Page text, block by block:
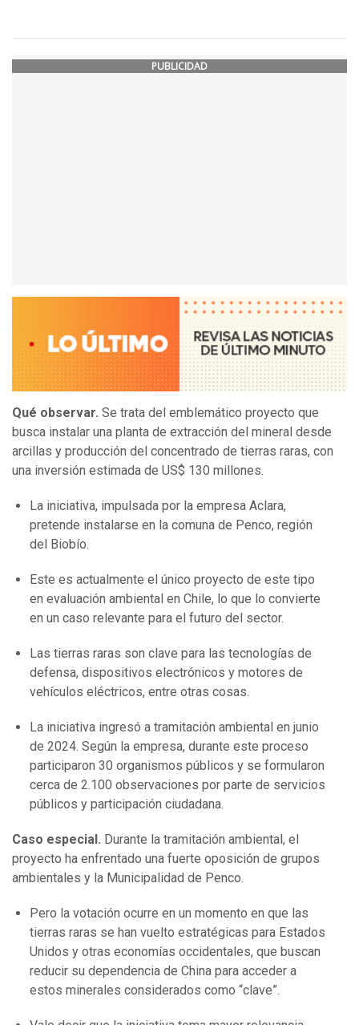
PUBLICIDAD
Qué observar. Se trata del emblemático proyecto que
busca instalar una planta de extracción del mineral desde
arcillas y producción del concentrado de tierras raras, con
una inversión estimada de US$ 130 millones.
La iniciativa, impulsada por la empresa Aclara,
pretende instalarse en la comuna de Penco, región
del Biobío.
Este es actualmente el único proyecto de este tipo
en evaluación ambiental en Chile, lo que lo convierte
en un caso relevante para el futuro del sector.
Las tierras raras son clave para las tecnologías de
defensa, dispositivos electrónicos y motores de
vehículos eléctricos, entre otras cosas.
La iniciativa ingresó a tramitación ambiental en junio
de 2024. Según la empresa, durante este proceso
participaron 30 organismos públicos y se formularon
cerca de 2.100 observaciones por parte de servicios
públicos y participación ciudadana.
Caso especial. Durante la tramitación ambiental, el
proyecto ha enfrentado una fuerte oposición de grupos
ambientales y la Municipalidad de Penco.
Pero la votación ocurre en un momento en que las
tierras raras se han vuelto estratégicas para Estados
Unidos y otras economías occidentales, que buscan
reducir su dependencia de China para acceder a
estos minerales considerados como “clave”.